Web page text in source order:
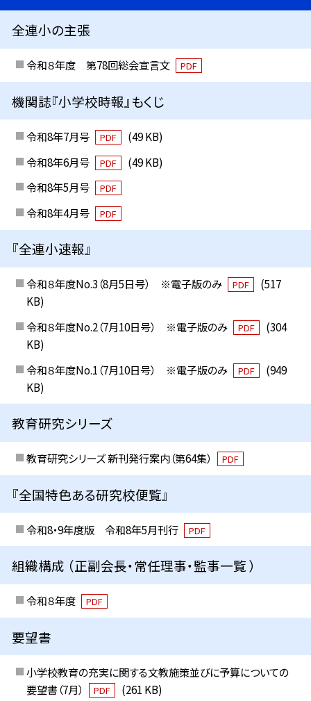
全連小の主張
令和８年度 第78回総会宣言文 PDF
機関誌『小学校時報』もくじ
令和8年7月号 PDF
(49 KB)
令和8年6月号
PDF
(49 KB)
令和8年5月号
PDF
令和8年4月号 PDF
『全連小速報』
令和８年度No.3（8月5日号） ※電子版のみ PDF
(517
KB)
令和８年度No.2（7月10日号） ※電子版のみ
PDF
(304
KB)
令和８年度No.1（7月10日号） ※電子版のみ
PDF
(949
KB)
教育研究シリーズ
教育研究シリーズ 新刊発行案内（第64集） PDF
『全国特色ある研究校便覧』
令和8・9年度版 令和8年5月刊行 PDF
組織構成 （正副会長・常任理事・監事一覧 ）
令和８年度 PDF
要望書
小学校教育の充実に関する文教施策並びに予算についての
要望書（7月）
PDF (261 KB)